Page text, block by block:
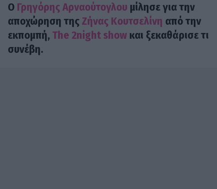
Ο Γρηγόρης Αρναούτογλου μίλησε για την
αποχώρηση τηςΖήνας Κουτσελίνη από την
εκπομπή,The 2night show και ξεκαθάρισε τι
συνέβη.